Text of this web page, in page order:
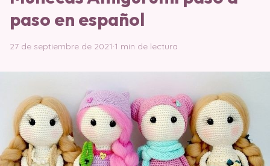
paso en español
27 de septiembre de 2021·1 min de lectura